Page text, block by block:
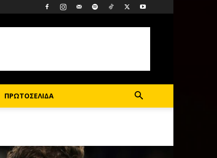
ΠΡΩΤΟΣΕΛΙΔΑ